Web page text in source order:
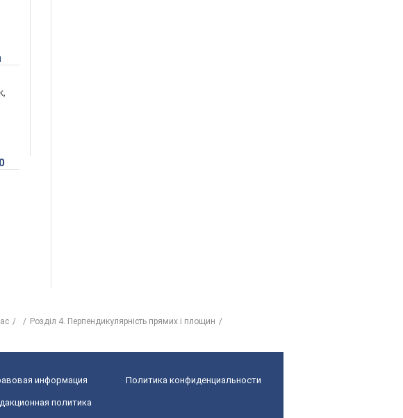
Розділ 4. Перпендикулярність прямих і площин
информация Политика конфиденциальности
политика